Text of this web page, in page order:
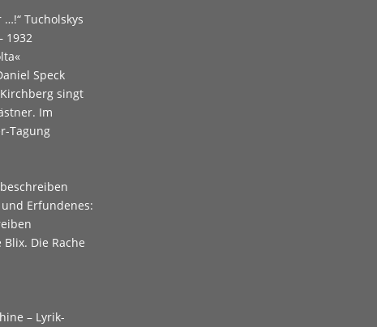
…!“ Tucholskys
1932
Speck
singt
Im
Tagung
Erfundenes:
Die Rache
– Lyrik-